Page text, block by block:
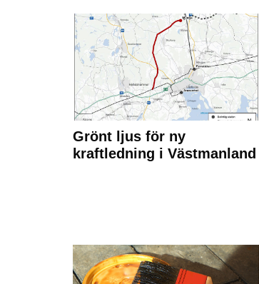
Grönt ljus för ny
kraftledning i Västmanland